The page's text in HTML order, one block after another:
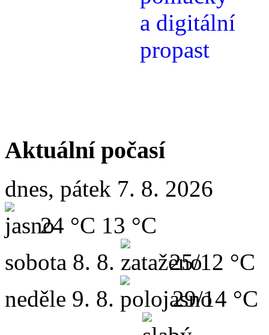
Aktuální počasí
dnes, pátek 7. 8. 2026
24 °C 13 °C
sobota 8. 8.
25/12 °C
neděle 9. 8. 29/14 °C